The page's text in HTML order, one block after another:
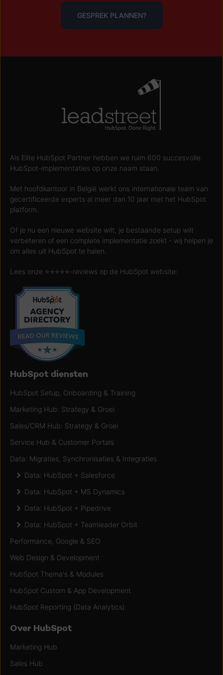
GESPREK PLANNEN?
Als Elite HubSpot Partner hebben we ruim 600 succesvolle
HubSpot-implementaties op onze naam staan.
Met hoofdkantoor in België werkt ons internationale team van
gecertificeerde experts al meer dan 10 jaar met het HubSpot
platform.
Of je nu een nieuwe website wilt, je bestaande setup wilt
verbeteren of een complete implementatie zoekt - wij helpen je
om alles uit HubSpot te halen.
Lees onze ⭐️⭐️⭐️⭐️⭐️-reviews op de HubSpot website:
HubSpot diensten
HubSpot Setup, Onboarding & Training
Marketing Hub: Strategy & Groei
Sales/CRM Hub: Strategy & Groei
Service Hub & Customer Portals
Data: Migraties, Synchronisaties & Integraties
Data: HubSpot + Salesforce
Data: HubSpot + MS Dynamics
Data: HubSpot + Pipedrive
Data: HubSpot + Teamleader Orbit
Performance, Google & SEO
Web Design & Development
HubSpot Thema's & Modules
HubSpot Custom & App Development
HubSpot Reporting (Data Analytics)
Over HubSpot
Marketing Hub
Sales Hub